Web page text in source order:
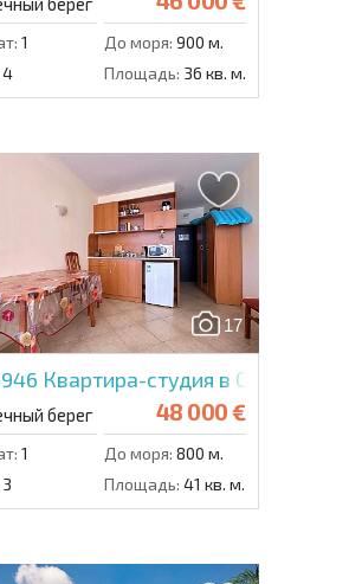
1 До моря: 900 м.
4 Площадь: 36 кв. м.
17
Квартира-студия в Сансет Бич 4
берег 48 000 €
1 До моря: 800 м.
3 Площадь: 41 кв. м.